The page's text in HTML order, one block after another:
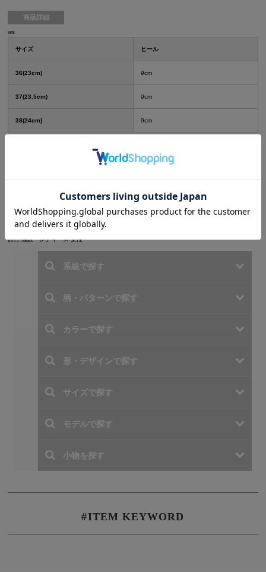
商品詳細
ws
サイズ ヒール
36(23cm) 9cm
37(23.5cm) 9cm
38(24cm) 9cm
※サイズ・イメージ違いによる返品交換は出来ません。
水着 ビキニ スイムウェア swimwear びきに みずぎ 夏 夏休み サマーバケーション トラベル
旅行 通販 レディース 女性
#ITEM KEYWORD